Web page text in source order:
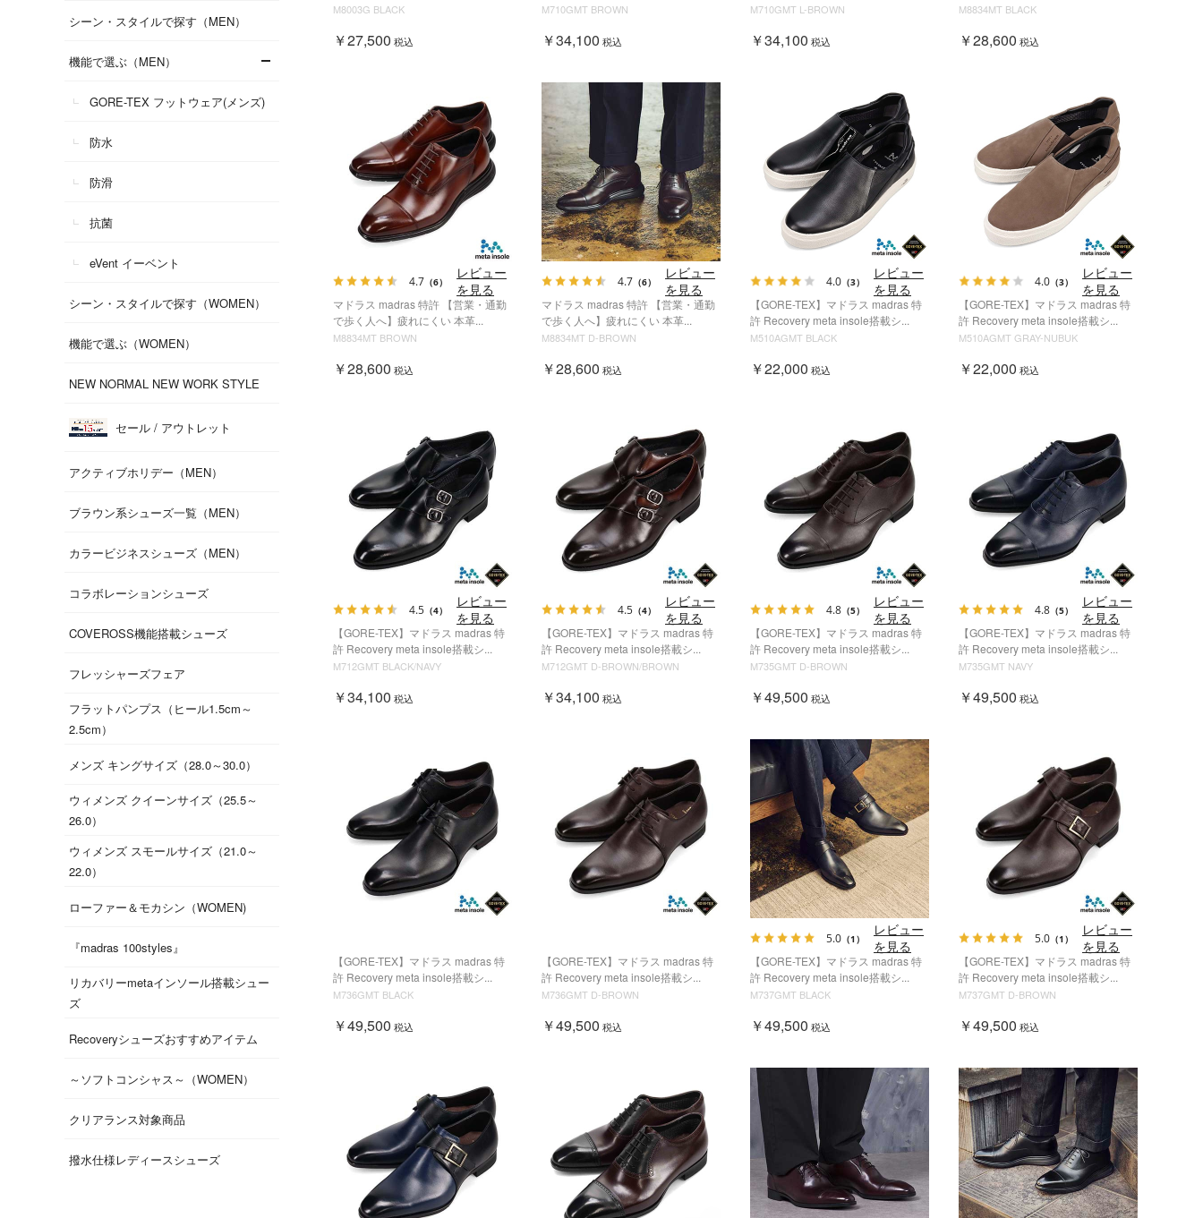
シーン・スタイルで探す（MEN）
機能で選ぶ（MEN）
GORE-TEX フットウェア(メンズ)
防水
防滑
抗菌
eVent イーベント
シーン・スタイルで探す（WOMEN）
機能で選ぶ（WOMEN）
NEW NORMAL NEW WORK STYLE
セール / アウトレット
アクティブホリデー（MEN）
ブラウン系シューズ一覧（MEN）
カラービジネスシューズ（MEN）
コラボレーションシューズ
COVEROSS機能搭載シューズ
フレッシャーズフェア
フラットパンプス（ヒール1.5cm～
2.5cm）
メンズ キングサイズ（28.0～30.0）
ウィメンズ クイーンサイズ（25.5～
26.0）
ウィメンズ スモールサイズ（21.0～
22.0）
ローファー＆モカシン（WOMEN)
『madras 100styles』
リカバリーmetaインソール搭載シュー
ズ
Recoveryシューズおすすめアイテム
～ソフトコンシャス～（WOMEN）
クリアランス対象商品
撥水仕様レディースシューズ
M8003G BLACK
￥27,500 税込
M710GMT BROWN
￥34,100 税込
M710GMT L-BROWN
￥34,100 税込
M8834MT BLACK
￥28,600 税込
4.7 （6）
レビュー
を見る
マドラス madras 特許 【営業・通勤
で歩く人へ】疲れにくい 本革...
M8834MT BROWN
￥28,600 税込
4.7 （6）
レビュー
を見る
マドラス madras 特許 【営業・通勤
で歩く人へ】疲れにくい 本革...
M8834MT D-BROWN
￥28,600 税込
4.0 （3）
レビュー
を見る
【GORE-TEX】マドラス madras 特
許 Recovery meta insole搭載シ...
M510AGMT BLACK
￥22,000 税込
4.0 （3）
レビュー
を見る
【GORE-TEX】マドラス madras 特
許 Recovery meta insole搭載シ...
M510AGMT GRAY-NUBUK
￥22,000 税込
4.5 （4）
レビュー
を見る
【GORE-TEX】マドラス madras 特
許 Recovery meta insole搭載シ...
M712GMT BLACK/NAVY
￥34,100 税込
4.5 （4）
レビュー
を見る
【GORE-TEX】マドラス madras 特
許 Recovery meta insole搭載シ...
M712GMT D-BROWN/BROWN
￥34,100 税込
4.8 （5）
レビュー
を見る
【GORE-TEX】マドラス madras 特
許 Recovery meta insole搭載シ...
M735GMT D-BROWN
￥49,500 税込
4.8 （5）
レビュー
を見る
【GORE-TEX】マドラス madras 特
許 Recovery meta insole搭載シ...
M735GMT NAVY
￥49,500 税込
【GORE-TEX】マドラス madras 特
許 Recovery meta insole搭載シ...
M736GMT BLACK
￥49,500 税込
【GORE-TEX】マドラス madras 特
許 Recovery meta insole搭載シ...
M736GMT D-BROWN
￥49,500 税込
5.0 （1）
レビュー
を見る
【GORE-TEX】マドラス madras 特
許 Recovery meta insole搭載シ...
M737GMT BLACK
￥49,500 税込
5.0 （1）
レビュー
を見る
【GORE-TEX】マドラス madras 特
許 Recovery meta insole搭載シ...
M737GMT D-BROWN
￥49,500 税込